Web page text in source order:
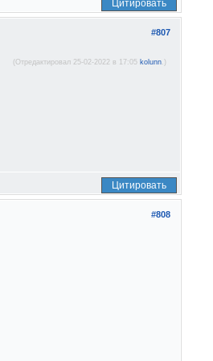
Цитировать
#807
(Отредактировал 25-02-2022 в 17:05 kolunn.)
Цитировать
#808